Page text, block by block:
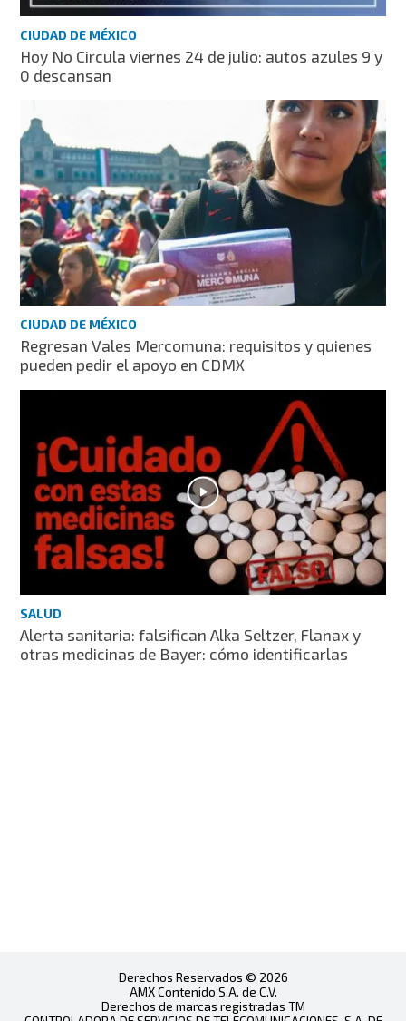
CIUDAD DE MÉXICO
Hoy No Circula viernes 24 de julio: autos azules 9 y
0 descansan
CIUDAD DE MÉXICO
Regresan Vales Mercomuna: requisitos y quienes
pueden pedir el apoyo en CDMX
SALUD
Alerta sanitaria: falsifican Alka Seltzer, Flanax y
otras medicinas de Bayer: cómo identificarlas
Derechos Reservados © 2026
AMX Contenido S.A. de C.V.
Derechos de marcas registradas TM